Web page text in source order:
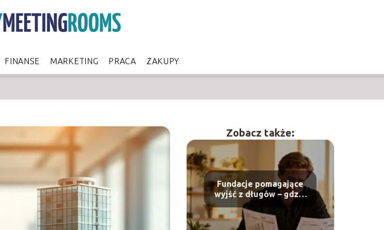
FINANSE MARKETING PRACA ZAKUPY
Zobacz także:
Fundacje pomagające
wyjść z długów – gdzie
szukać wsparcia?